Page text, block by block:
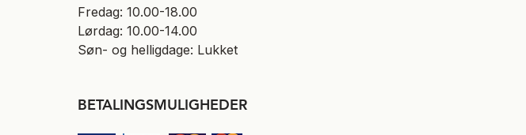
Fredag: 10.00-18.00
Lørdag: 10.00-14.00
Søn- og helligdage: Lukket​
BETALINGSMULIGHEDER